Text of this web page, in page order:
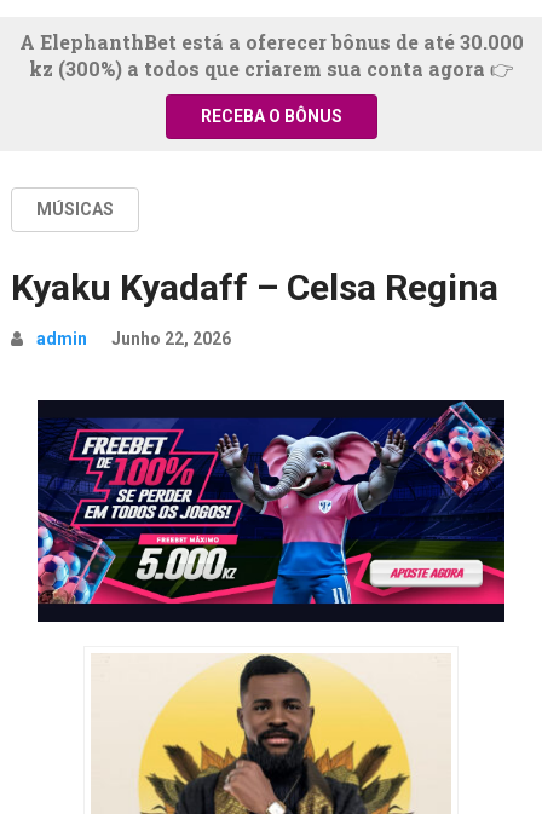
A ElephanthBet está a oferecer bônus de até 30.000
kz (300%) a todos que criarem sua conta agora 👉
RECEBA O BÔNUS
MÚSICAS
Kyaku Kyadaff – Celsa Regina
admin Junho 22, 2026